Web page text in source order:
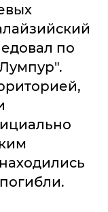
по